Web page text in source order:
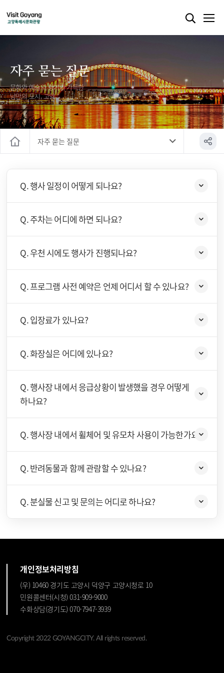
자주 묻는 질문
문화와 예술의 향기가 가득한
낭만의 도시, 고양
자주 묻는 질문
Q. 행사 일정이 어떻게 되나요?
Q. 주차는 어디에 하면 되나요?
Q. 우천 시에도 행사가 진행되나요?
Q. 프로그램 사전 예약은 언제 어디서 할 수 있나요?
Q. 입장료가 있나요?
Q. 화장실은 어디에 있나요?
Q. 행사장 내에서 응급상황이 발생했을 경우 어떻게
하나요?
Q. 행사장 내에서 휠체어 및 유모차 사용이 가능한가요?
Q. 반려동물과 함께 관람할 수 있나요?
Q. 분실물 신고 및 문의는 어디로 하나요?
개인정보처리방침
(우) 10460 경기도 고양시 덕양구 고양시청로 10
민원콜센터(시청) 031-909-9000
수화상담(경기도) 070-7947-3939
Copyright 2022 GOYANGCITY. All rights reserved.